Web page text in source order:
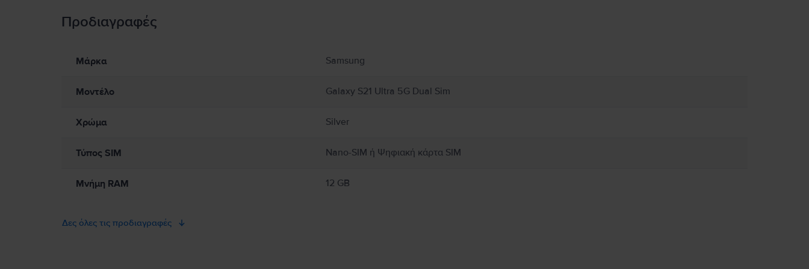
Πληροφορίες Ασφάλειας Προϊόντος
Παρακαλώ διαβάστε το εγχειρίδιο.
Προδιαγραφές
Μάρκα Samsung
Μοντέλο Galaxy S21 Ultra 5G Dual Sim
Χρώμα Silver
Τύπος SIM Nano-SIM ή Ψηφιακή κάρτα SIM
Μνήμη RAM 12 GB
Δες όλες τις προδιαγραφές